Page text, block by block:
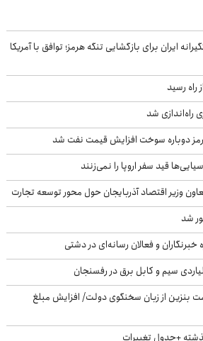
ایران برای بازگشایی تنگه هرمز؛ توافق با آمریکا
رسید
راه‌اندازی شد
هرمز دوباره سوخت افزایش قیمت نفت شد
قید سفر اروپا را نمی‌زنند
وزیر اقتصاد آذربایجان حول محور توسعه تجارت
شد
و فعالان رسانه‌ای در دشتی
بنزین از زبان سخنگوی دولت/ افزایش مبلغ
+جدول تغییرات